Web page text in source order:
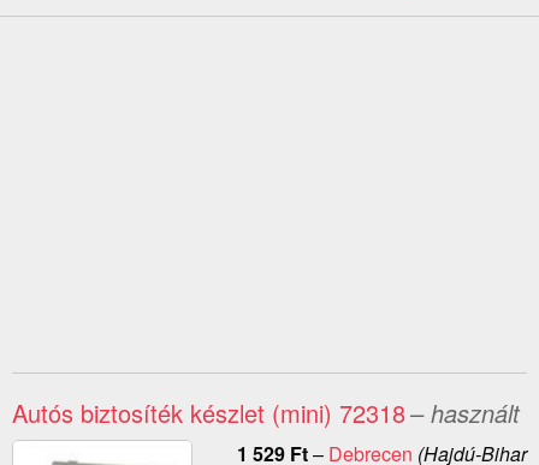
Autós biztosíték készlet (mini) 72318– használt
1 529 Ft– Debrecen (Hajdú-Bihar